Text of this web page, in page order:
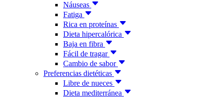
Náuseas
Fatiga
Rica en proteínas
Dieta hipercalórica
Baja en fibra
Fácil de tragar
Cambio de sabor
Preferencias dietéticas
Libre de nueces
Dieta mediterránea